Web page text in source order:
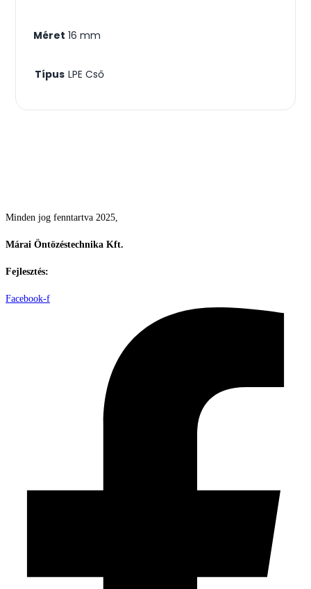
Méret 16 mm
Típus LPE Cső
Minden jog fenntartva 2025,
Márai Öntözéstechnika Kft.
Fejlesztés:
Facebook-f